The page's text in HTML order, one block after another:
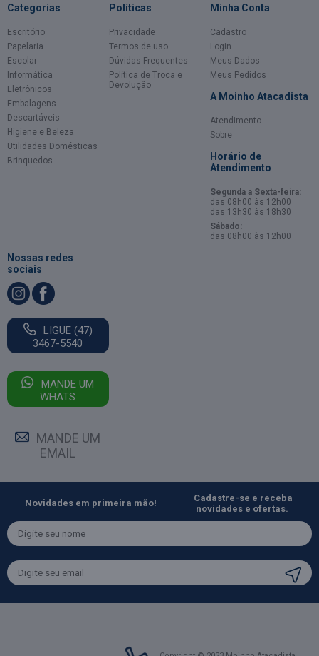
Categorias
Escritório
Papelaria
Escolar
Informática
Eletrônicos
Embalagens
Descartáveis
Higiene e Beleza
Utilidades Domésticas
Brinquedos
Políticas
Privacidade
Termos de uso
Dúvidas Frequentes
Política de Troca e
Devolução
Minha Conta
Cadastro
Login
Meus Dados
Meus Pedidos
A Moinho Atacadista
Atendimento
Sobre
Horário de
Atendimento
Segunda a Sexta-feira:
das 08h00 às 12h00
das 13h30 às 18h30
Sábado:
das 08h00 às 12h00
Nossas redes
sociais
LIGUE (47)
3467-5540
MANDE UM
WHATS
MANDE UM
EMAIL
Novidades em primeira mão!
Cadastre-se e receba
novidades e ofertas.